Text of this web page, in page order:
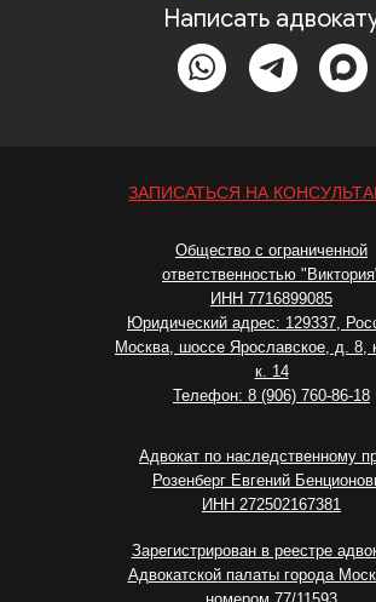
Написать
ЗАПИСАТЬСЯ НА
Адвокат по наследственному
Розенберг Евгений
Общество с ограниченной
ответственностью
ИНН 7716899085
Юридический адрес: 129337,
Москва, шоссе Ярославское, д. 8,
к. 14
Телефон: 8 (906) 760-86-18
ИНН 272502167381
Зарегистрирован в реестре
Адвокатской палаты города